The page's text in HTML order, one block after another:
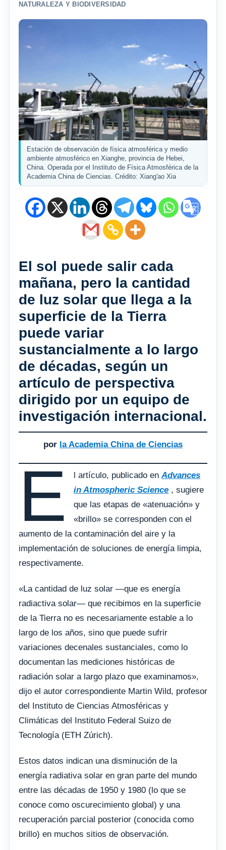
NATURALEZA Y BIODIVERSIDAD
Estación de observación de física atmosférica y medio
ambiente atmosférico en Xianghe, provincia de Hebei,
China. Operada por el Instituto de Física Atmosférica de la
Academia China de Ciencias. Crédito: Xiang'ao Xia
El sol puede salir cada
mañana, pero la cantidad
de luz solar que llega a la
superficie de la Tierra
puede variar
sustancialmente a lo largo
de décadas, según un
artículo de perspectiva
dirigido por un equipo de
investigación internacional.
por la Academia China de Ciencias
E l artículo, publicado enAdvances
in Atmospheric Science , sugiere
que las etapas de «atenuación» y
«brillo» se corresponden con el
aumento de la contaminación del aire y la
implementación de soluciones de energía limpia,
respectivamente.
«La cantidad de luz solar —que es energía
radiactiva solar— que recibimos en la superficie
de la Tierra no es necesariamente estable a lo
largo de los años, sino que puede sufrir
variaciones decenales sustanciales, como lo
documentan las mediciones históricas de
radiación solar a largo plazo que examinamos»,
dijo el autor correspondiente Martin Wild, profesor
del Instituto de Ciencias Atmosféricas y
Climáticas del Instituto Federal Suizo de
Tecnología (ETH Zúrich).
Estos datos indican una disminución de la
energía radiativa solar en gran parte del mundo
entre las décadas de 1950 y 1980 (lo que se
conoce como oscurecimiento global) y una
recuperación parcial posterior (conocida como
brillo) en muchos sitios de observación.